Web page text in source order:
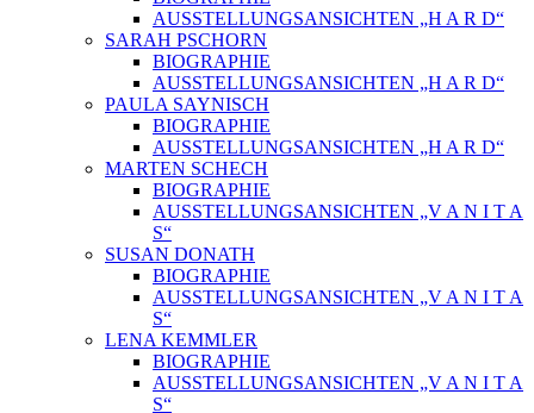
AUSSTELLUNGSANSICHTEN „H A R D“
SARAH PSCHORN
BIOGRAPHIE
AUSSTELLUNGSANSICHTEN „H A R D“
PAULA SAYNISCH
BIOGRAPHIE
AUSSTELLUNGSANSICHTEN „H A R D“
MARTEN SCHECH
BIOGRAPHIE
AUSSTELLUNGSANSICHTEN „V A N I T A
S“
SUSAN DONATH
BIOGRAPHIE
AUSSTELLUNGSANSICHTEN „V A N I T A
S“
LENA KEMMLER
BIOGRAPHIE
AUSSTELLUNGSANSICHTEN „V A N I T A
S“